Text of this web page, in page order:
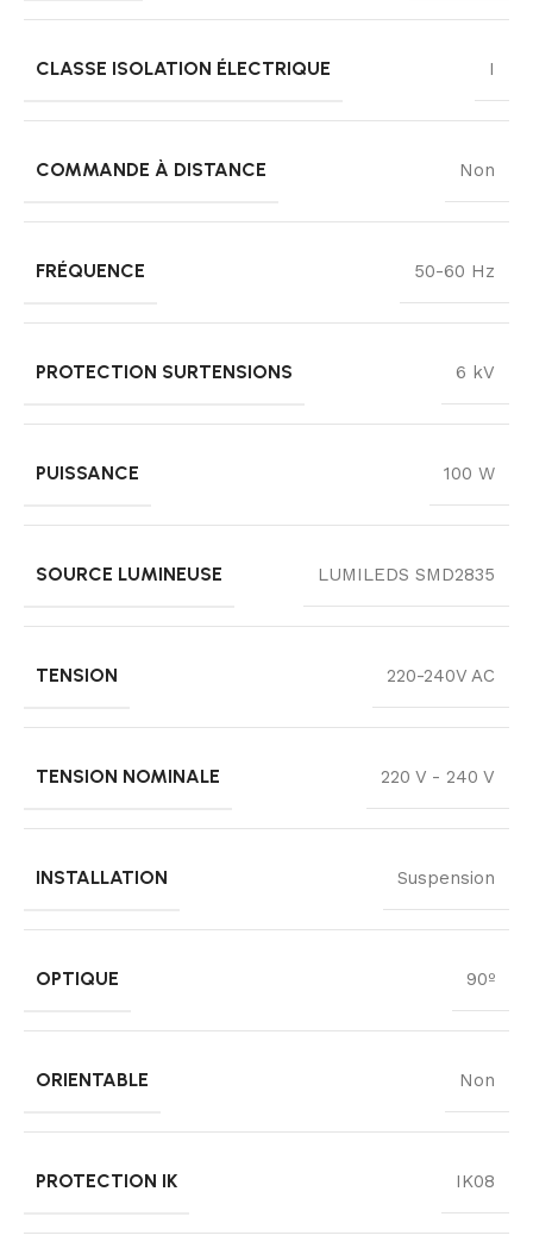
CLASSE ISOLATION ÉLECTRIQUE I
COMMANDE À DISTANCE Non
FRÉQUENCE 50-60 Hz
PROTECTION SURTENSIONS 6 kV
PUISSANCE 100 W
SOURCE LUMINEUSE LUMILEDS SMD2835
TENSION 220-240V AC
TENSION NOMINALE 220 V - 240 V
INSTALLATION Suspension
OPTIQUE 90º
ORIENTABLE Non
PROTECTION IK IK08